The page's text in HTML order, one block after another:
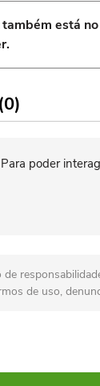
está
Para poder
de uso,